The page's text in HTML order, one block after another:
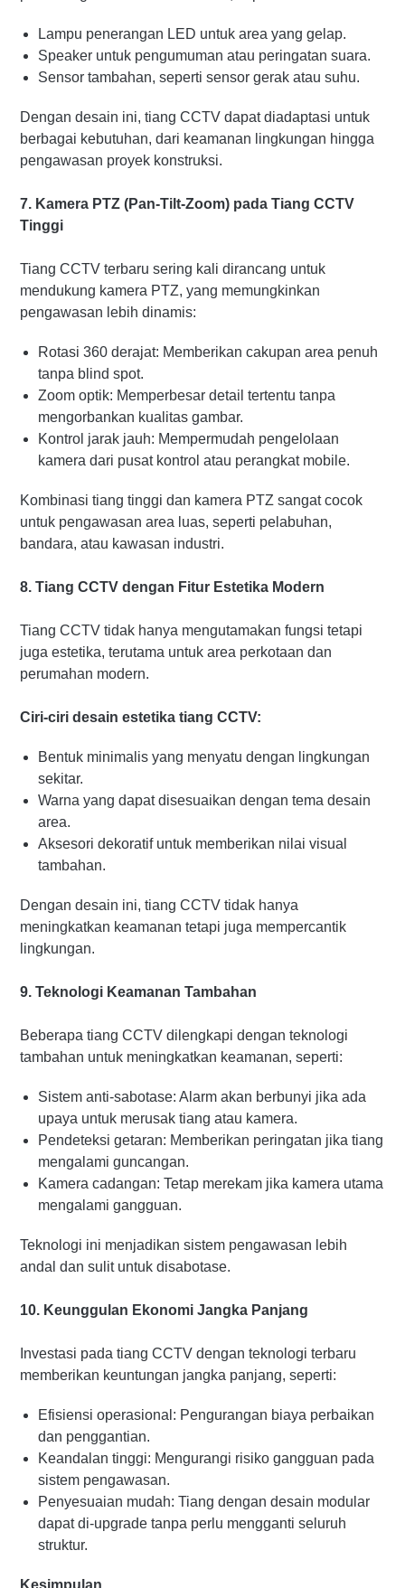
Lampu penerangan LED untuk area yang gelap.
Speaker untuk pengumuman atau peringatan suara.
Sensor tambahan, seperti sensor gerak atau suhu.
Dengan desain ini, tiang CCTV dapat diadaptasi untuk
berbagai kebutuhan, dari keamanan lingkungan hingga
pengawasan proyek konstruksi.
7. Kamera PTZ (Pan-Tilt-Zoom) pada Tiang CCTV
Tinggi
Tiang CCTV terbaru sering kali dirancang untuk
mendukung kamera PTZ, yang memungkinkan
pengawasan lebih dinamis:
Rotasi 360 derajat: Memberikan cakupan area penuh
tanpa blind spot.
Zoom optik: Memperbesar detail tertentu tanpa
mengorbankan kualitas gambar.
Kontrol jarak jauh: Mempermudah pengelolaan
kamera dari pusat kontrol atau perangkat mobile.
Kombinasi tiang tinggi dan kamera PTZ sangat cocok
untuk pengawasan area luas, seperti pelabuhan,
bandara, atau kawasan industri.
8. Tiang CCTV dengan Fitur Estetika Modern
Tiang CCTV tidak hanya mengutamakan fungsi tetapi
juga estetika, terutama untuk area perkotaan dan
perumahan modern.
Ciri-ciri desain estetika tiang CCTV:
Bentuk minimalis yang menyatu dengan lingkungan
sekitar.
Warna yang dapat disesuaikan dengan tema desain
area.
Aksesori dekoratif untuk memberikan nilai visual
tambahan.
Dengan desain ini, tiang CCTV tidak hanya
meningkatkan keamanan tetapi juga mempercantik
lingkungan.
9. Teknologi Keamanan Tambahan
Beberapa tiang CCTV dilengkapi dengan teknologi
tambahan untuk meningkatkan keamanan, seperti:
Sistem anti-sabotase: Alarm akan berbunyi jika ada
upaya untuk merusak tiang atau kamera.
Pendeteksi getaran: Memberikan peringatan jika tiang
mengalami guncangan.
Kamera cadangan: Tetap merekam jika kamera utama
mengalami gangguan.
Teknologi ini menjadikan sistem pengawasan lebih
andal dan sulit untuk disabotase.
10. Keunggulan Ekonomi Jangka Panjang
Investasi pada tiang CCTV dengan teknologi terbaru
memberikan keuntungan jangka panjang, seperti:
Efisiensi operasional: Pengurangan biaya perbaikan
dan penggantian.
Keandalan tinggi: Mengurangi risiko gangguan pada
sistem pengawasan.
Penyesuaian mudah: Tiang dengan desain modular
dapat di-upgrade tanpa perlu mengganti seluruh
struktur.